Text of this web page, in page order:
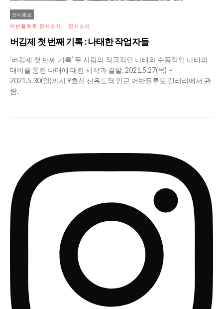
전시종료
어반플루토 전시소식 전시소식
버김제 첫 번째 기록 : 나태한 작업자들
‘버김제 첫 번째 기록’ 두 사람의 적극적인 나태와 수동적인 나태의
대비를 통한 나태에 대한 시각과 결말. 2021.5.27(목) ~
2021.5.30(일)까지 9호선 선유도역 인근 어반플루토 갤러리에서 관
람.